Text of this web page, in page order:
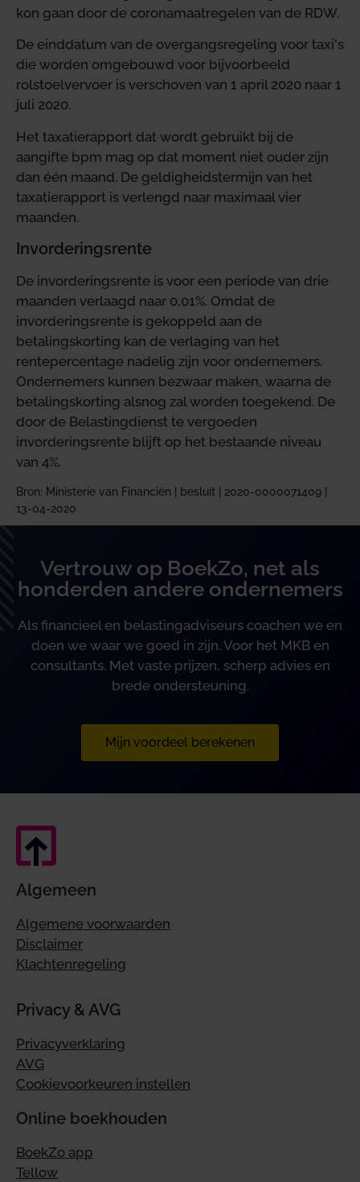
kon gaan door de coronamaatregelen van de RDW.
De einddatum van de overgangsregeling voor taxi's
die worden omgebouwd voor bijvoorbeeld
rolstoelvervoer is verschoven van 1 april 2020 naar 1
juli 2020.
Het taxatierapport dat wordt gebruikt bij de
aangifte bpm mag op dat moment niet ouder zijn
dan één maand. De geldigheidstermijn van het
taxatierapport is verlengd naar maximaal vier
maanden.
Invorderingsrente
De invorderingsrente is voor een periode van drie
maanden verlaagd naar 0,01%. Omdat de
invorderingsrente is gekoppeld aan de
betalingskorting kan de verlaging van het
rentepercentage nadelig zijn voor ondernemers.
Ondernemers kunnen bezwaar maken, waarna de
betalingskorting alsnog zal worden toegekend. De
door de Belastingdienst te vergoeden
invorderingsrente blijft op het bestaande niveau
van 4%.
Bron: Ministerie van Financiën | besluit | 2020-0000071409 |
13-04-2020
Vertrouw op BoekZo, net als
honderden andere ondernemers
Als financieel en belastingadviseurs coachen we en
doen we waar we goed in zijn. Voor het MKB en
consultants. Met vaste prijzen, scherp advies en
brede ondersteuning.
Mijn voordeel berekenen
Algemeen
Algemene voorwaarden
Disclaimer
Klachtenregeling
Privacy & AVG
Privacyverklaring
AVG
Cookievoorkeuren instellen
Online boekhouden
BoekZo app
Tellow